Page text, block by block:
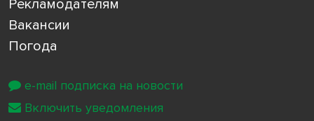
Рекламодателям
Вакансии
Погода
e-mail подписка на новости
Включить уведомления